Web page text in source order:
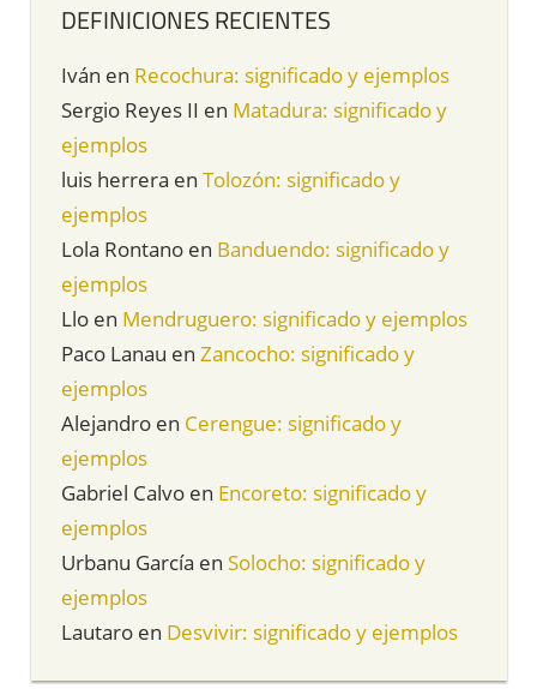
DEFINICIONES RECIENTES
Iván en Recochura: significado y ejemplos
Sergio Reyes II en Matadura: significado y
ejemplos
luis herrera en Tolozón: significado y
ejemplos
Lola Rontano en Banduendo: significado y
ejemplos
Llo en Mendruguero: significado y ejemplos
Paco Lanau en Zancocho: significado y
ejemplos
Alejandro en Cerengue: significado y
ejemplos
Gabriel Calvo en Encoreto: significado y
ejemplos
Urbanu García en Solocho: significado y
ejemplos
Lautaro en Desvivir: significado y ejemplos